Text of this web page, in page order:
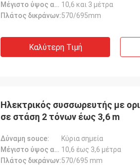
Μέγιστο ύψος ανύψωσης: 10,6 και 3 μέτρα
Πλάτος δικράνων:570/695mm
Καλύτερη Τιμή
Ηλεκτρικός συσσωρευτής με
σε στάση 2 τόνων έως 3,6 m
Δύναμη souce:
Κύρια σημεία
Μέγιστο ύψος ανύψωσης: 10,6 έως 3,6 μέτρα
Πλάτος δικράνων:570/695 mm